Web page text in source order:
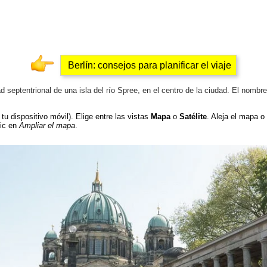
Berlín: consejos para planificar el viaje
septentrional de una isla del río Spree, en el centro de la ciudad. El
dispositivo móvil). Elige entre las vistas Mapa o Satélite . Aleja el mapa
en Ampliar el mapa